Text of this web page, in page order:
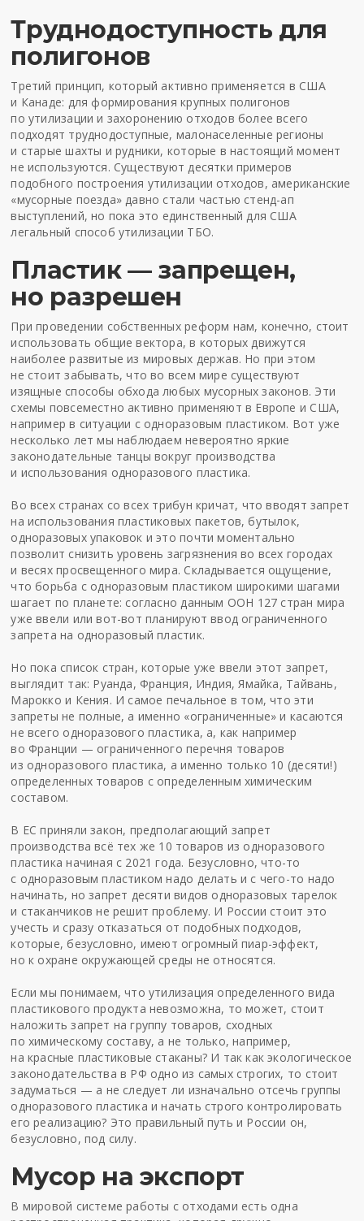
Труднодоступность для
полигонов
Третий принцип, который активно применяется в США
и Канаде: для формирования крупных полигонов
по утилизации и захоронению отходов более всего
подходят труднодоступные, малонаселенные регионы
и старые шахты и рудники, которые в настоящий момент
не используются. Существуют десятки примеров
подобного построения утилизации отходов, американские
«мусорные поезда» давно стали частью стенд-ап
выступлений, но пока это единственный для США
легальный способ утилизации ТБО.
Пластик — запрещен,
но разрешен
При проведении собственных реформ нам, конечно, стоит
использовать общие вектора, в которых движутся
наиболее развитые из мировых держав. Но при этом
не стоит забывать, что во всем мире существуют
изящные способы обхода любых мусорных законов. Эти
схемы повсеместно активно применяют в Европе и США,
например в ситуации с одноразовым пластиком. Вот уже
несколько лет мы наблюдаем невероятно яркие
законодательные танцы вокруг производства
и использования одноразового пластика.
Во всех странах со всех трибун кричат, что вводят запрет
на использования пластиковых пакетов, бутылок,
одноразовых упаковок и это почти моментально
позволит снизить уровень загрязнения во всех городах
и весях просвещенного мира. Складывается ощущение,
что борьба с одноразовым пластиком широкими шагами
шагает по планете: согласно данным ООН 127 стран мира
уже ввели или вот-вот планируют ввод ограниченного
запрета на одноразовый пластик.
Но пока список стран, которые уже ввели этот запрет,
выглядит так: Руанда, Франция, Индия, Ямайка, Тайвань,
Марокко и Кения. И самое печальное в том, что эти
запреты не полные, а именно «ограниченные» и касаются
не всего одноразового пластика, а, как например
во Франции — ограниченного перечня товаров
из одноразового пластика, а именно только 10 (десяти!)
определенных товаров с определенным химическим
составом.
В ЕС приняли закон, предполагающий запрет
производства всё тех же 10 товаров из одноразового
пластика начиная с 2021 года. Безусловно, что-то
с одноразовым пластиком надо делать и с чего-то надо
начинать, но запрет десяти видов одноразовых тарелок
и стаканчиков не решит проблему. И России стоит это
учесть и сразу отказаться от подобных подходов,
которые, безусловно, имеют огромный пиар-эффект,
но к охране окружающей среды не относятся.
Если мы понимаем, что утилизация определенного вида
пластикового продукта невозможна, то может, стоит
наложить запрет на группу товаров, сходных
по химическому составу, а не только, например,
на красные пластиковые стаканы? И так как экологическое
законодательства в РФ одно из самых строгих, то стоит
задуматься — а не следует ли изначально отсечь группы
одноразового пластика и начать строго контролировать
его реализацию? Это правильный путь и России он,
безусловно, под силу.
Мусор на экспорт
В мировой системе работы с отходами есть одна